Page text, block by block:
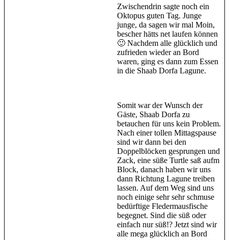
Zwischendrin sagte noch ein
Oktopus guten Tag. Junge
junge, da sagen wir mal Moin,
bescher hätts net laufen können
🙂 Nachdem alle glücklich und
zufrieden wieder an Bord
waren, ging es dann zum Essen
in die Shaab Dorfa Lagune.
Somit war der Wunsch der
Gäste, Shaab Dorfa zu
betauchen für uns kein Problem.
Nach einer tollen Mittagspause
sind wir dann bei den
Doppelblöcken gesprungen und
Zack, eine süße Turtle saß aufm
Block, danach haben wir uns
dann Richtung Lagune treiben
lassen. Auf dem Weg sind uns
noch einige sehr sehr schmuse
bedürftige Fledermausfische
begegnet. Sind die süß oder
einfach nur süß!? Jetzt sind wir
alle mega glücklich an Bord